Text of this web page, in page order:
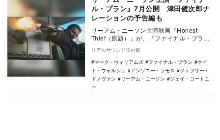
ル・プラン』7月公開 津田健次郎ナ
レーションの予告編も
リーアム・ニーソン主演映画『Honest
Thief（原題）』が、『ファイナル・プラ
ン』の邦題で7月16日よりTOHOシネマズ
…
リアルサウンド映画部
マーク・ウィリアムズ
ファイナル・プラン
ケイ
ト・ウォルシュ
アンソニー・ラモス
ジェフリー・
ドノヴァン
リーアム・ニーソン
ジェイ・コートニ
ー